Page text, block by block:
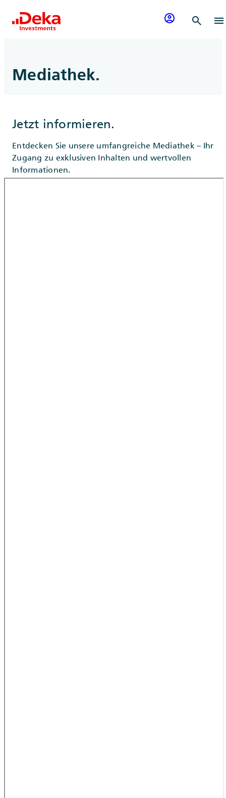
account_circle search menu
Mediathek.
Jetzt informieren.
Entdecken Sie unsere umfangreiche Mediathek – Ihr
Zugang zu exklusiven Inhalten und wertvollen
Informationen.